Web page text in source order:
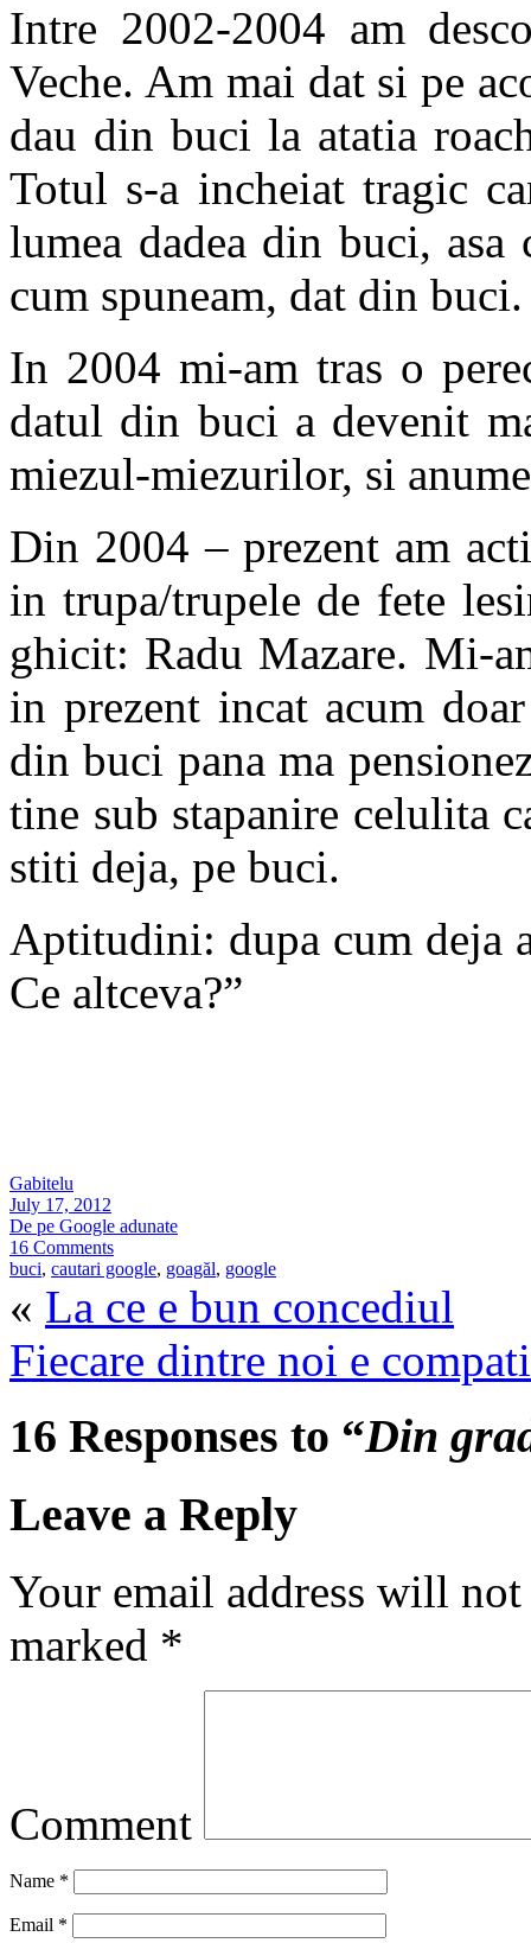
Intre 2002-2004 am
Veche. Am mai dat si pe
dau din buci la atatia
Totul s-a incheiat tragic
lumea dadea din buci,
cum spuneam, dat din buci.
In 2004 mi-am tras o
datul din buci a devenit
miezul-miezurilor, si
Din 2004 – prezent am
in trupa/trupele de fete
ghicit: Radu Mazare. Mi-
in prezent incat acum
din buci pana ma
tine sub stapanire celulita
stiti deja, pe buci.
Aptitudini: dupa cum deja
Ce altceva?”
Gabitelu
July 17, 2012
De pe Google adunate
16 Comments
buci, cautari google, goagăl, google
« La ce e bun concediul
Fiecare dintre noi e
16 Responses to “Din
Leave a Reply
Your email address will
marked *
Comment
Name *
Email *